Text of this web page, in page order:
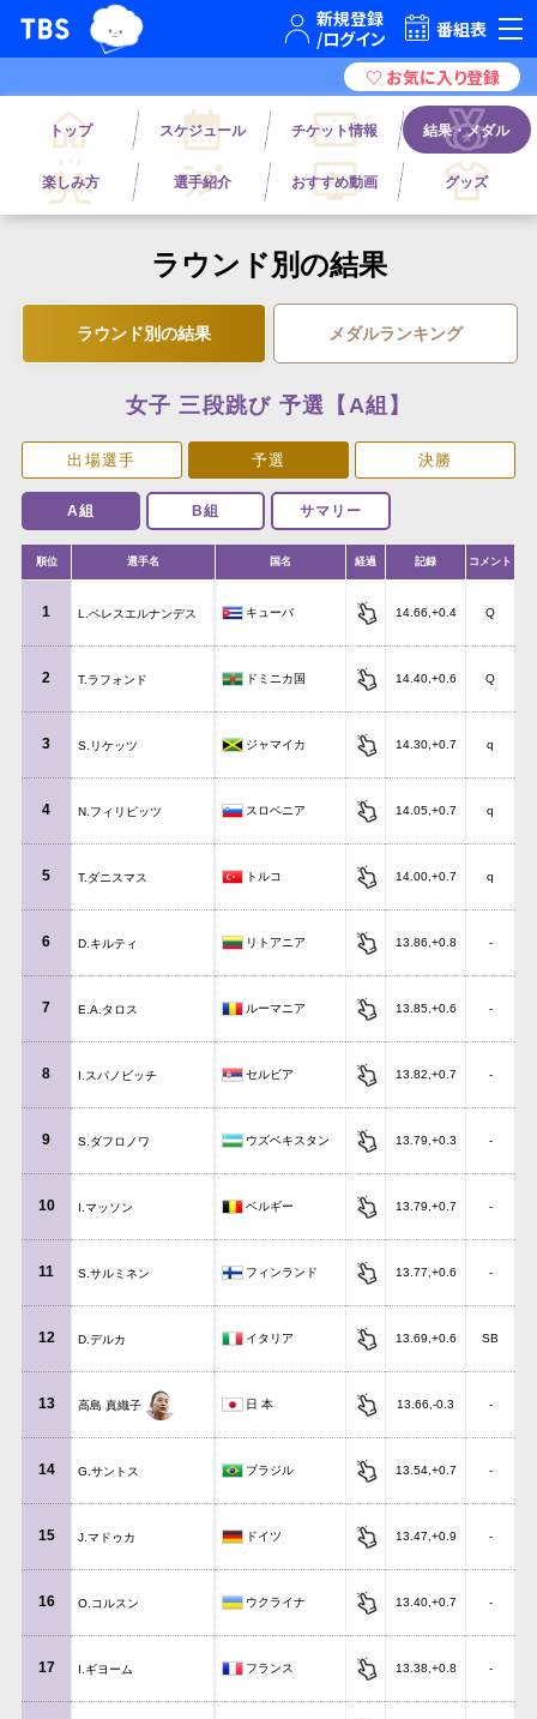
TBSテレビ｜ときめくときを。
TBSグループキャラクター『ワクティ』番組表
トップ スケジュール チケット情報 結果・メダル
楽しみ方 選手紹介 おすすめ動画 グッズ
ラウンド別の結果
ラウンド別の結果 メダルランキング
女子 三段跳び 予選【A組】
出場選手 予選 決勝
A組 B組 サマリー
順位 選手名 国名 経過 記録 コメント
1 L.ペレスエルナンデス キューバ 14.66,+0.4 Q
2 T.ラフォンド ドミニカ国 14.40,+0.6 Q
3 S.リケッツ ジャマイカ 14.30,+0.7 q
4 N.フィリピッツ スロベニア 14.05,+0.7 q
5 T.ダニスマス トルコ 14.00,+0.7 q
6 D.キルティ リトアニア 13.86,+0.8 -
7 E.A.タロス ルーマニア 13.85,+0.6 -
8 I.スパノビッチ セルビア 13.82,+0.7 -
9 S.ダフロノワ ウズベキスタン 13.79,+0.3 -
10 I.マッソン ベルギー 13.79,+0.7 -
11 S.サルミネン フィンランド 13.77,+0.6 -
12 D.デルカ イタリア 13.69,+0.6 SB
13 高島 真織子 日 本 13.66,-0.3 -
14 G.サントス ブラジル 13.54,+0.7 -
15 J.マドゥカ ドイツ 13.47,+0.9 -
16 O.コルスン ウクライナ 13.40,+0.7 -
17 I.ギヨーム フランス 13.38,+0.8 -